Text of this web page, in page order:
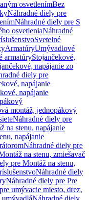
osvetlenímBez
Náhradné diely pre
Náhradné diely pre S
osvetleniaNáhradné
Svetelné
ArmatúryUmývadlové
armatúryStojančekové,
napájanie zo
diely pre
napájanie
napájanie
montáž, jednopákový
Náhradné diely pre
na stenu, napájanie
napájanie
Náhradné diely pre
na stenu, zmiešavač
pre Montáž na stenu,
Náhradné diely
Náhradné diely pre Pre
umývacie miesto, drez,
Náhradné diely